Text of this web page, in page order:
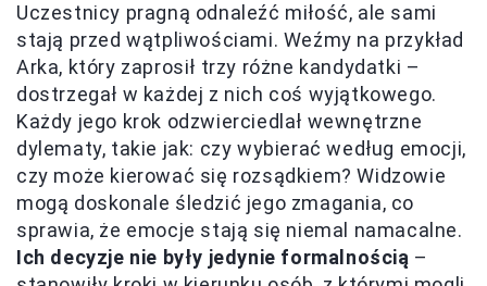
Uczestnicy pragną odnaleźć miłość, ale sami
stają przed wątpliwościami. Weźmy na przykład
Arka, który zaprosił trzy różne kandydatki –
dostrzegał w każdej z nich coś wyjątkowego.
Każdy jego krok odzwierciedlał wewnętrzne
dylematy, takie jak: czy wybierać według emocji,
czy może kierować się rozsądkiem? Widzowie
mogą doskonale śledzić jego zmagania, co
sprawia, że emocje stają się niemal namacalne.
Ich decyzje nie były jedynie formalnością –